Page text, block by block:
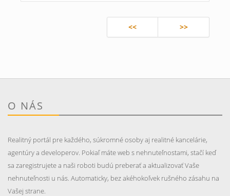
<< >>
O NÁS
Realitný portál pre každého, súkromné osoby aj realitné kancelárie,
agentúry a developerov. Pokiaľ máte web s nehnuteľnostami, stačí keď
sa zaregistrujete a naši roboti budú preberať a aktualizovať Vaše
nehnuteľnosti u nás. Automaticky, bez akéhokoľvek rušného zásahu na
Vašej strane.